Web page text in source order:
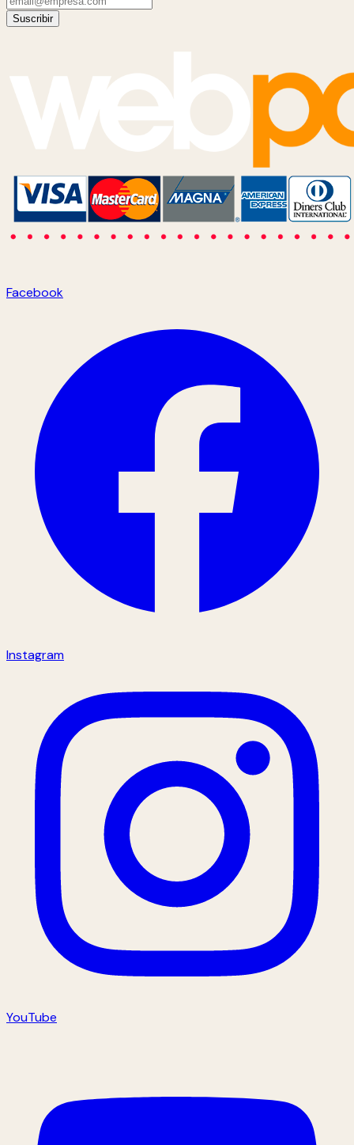
Suscribir
Facebook
Instagram
YouTube